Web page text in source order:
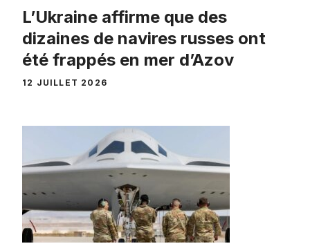
L’Ukraine affirme que des
dizaines de navires russes ont
été frappés en mer d’Azov
12 JUILLET 2026